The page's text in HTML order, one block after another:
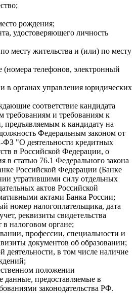
рождения;
удостоверяющего личность
месту жительства и (или) по месту
(номера телефонов, электронный
в органах управления юридических
соответствие кандидата
и требованиям к
предъявляемым к кандидату на
Федеральным законом от
ФЗ "О деятельности кредитных
в Российской Федерации, о
в статью 76.1 Федерального закона
Российской Федерации (Банке
утратившими силу отдельных
актов Российской
актами Банка России;
номер налогоплательщика, дата
реквизиты свидетельства
в налоговом органе;
профессии, специальности и
документов об образовании;
деятельности, в том числе наличие
положении
данные, предоставляемые в
законодательства РФ.